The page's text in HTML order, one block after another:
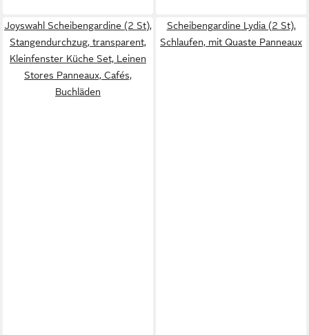
Joyswahl Scheibengardine (2 St),
Stangendurchzug, transparent,
Kleinfenster Küche Set, Leinen
Stores Panneaux, Cafés,
Buchläden
Scheibengardine Lydia (2 St),
Schlaufen, mit Quaste Panneaux